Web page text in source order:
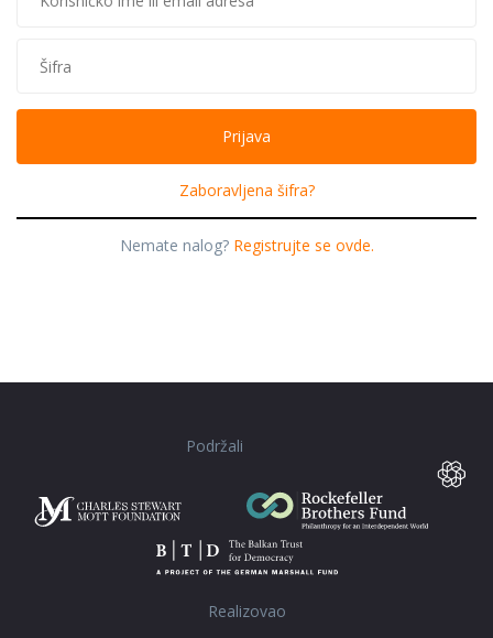
Zaboravljena šifra?
Nemate nalog? Registrujte se ovde.
Podržali
Realizovao